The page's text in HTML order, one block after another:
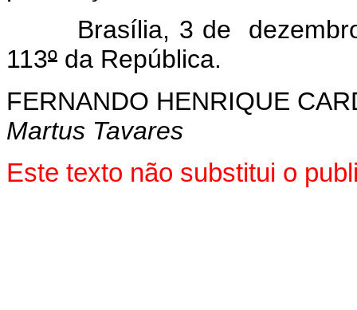
Brasília, 3 de dezembro
113º da República.
FERNANDO HENRIQUE
Martus Tavares
Este texto não substitui o